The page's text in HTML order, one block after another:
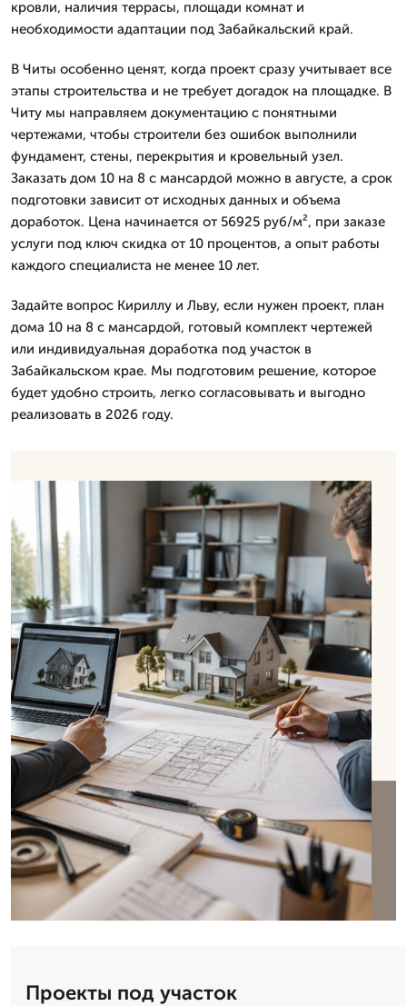
кровли, наличия террасы, площади комнат и
необходимости адаптации под Забайкальский край.
В Читы особенно ценят, когда проект сразу учитывает все
этапы строительства и не требует догадок на площадке. В
Читу мы направляем документацию с понятными
чертежами, чтобы строители без ошибок выполнили
фундамент, стены, перекрытия и кровельный узел.
Заказать дом 10 на 8 с мансардой можно в августе, а срок
подготовки зависит от исходных данных и объема
доработок. Цена начинается от 56925 руб/м², при заказе
услуги под ключ скидка от 10 процентов, а опыт работы
каждого специалиста не менее 10 лет.
Задайте вопрос Кириллу и Льву, если нужен проект, план
дома 10 на 8 с мансардой, готовый комплект чертежей
или индивидуальная доработка под участок в
Забайкальском крае. Мы подготовим решение, которое
будет удобно строить, легко согласовывать и выгодно
реализовать в 2026 году.
Проекты под участок